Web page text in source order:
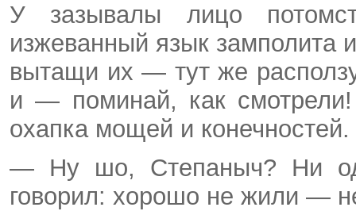
У зазывалы лицо
изжеванный язык замполита
вытащи их — тут же
и — поминай, как
охапка мощей и конечностей.
— Ну шо, Степаныч? Ни
говорил: хорошо не жили —